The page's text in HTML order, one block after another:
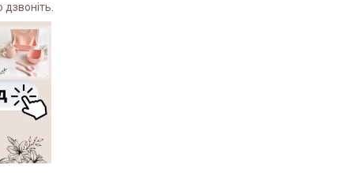
дзвоніть.